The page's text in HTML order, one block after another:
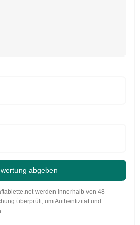
abgeben
werden innerhalb von 48
überprüft, um Authentizität und